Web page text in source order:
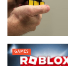
GAMES